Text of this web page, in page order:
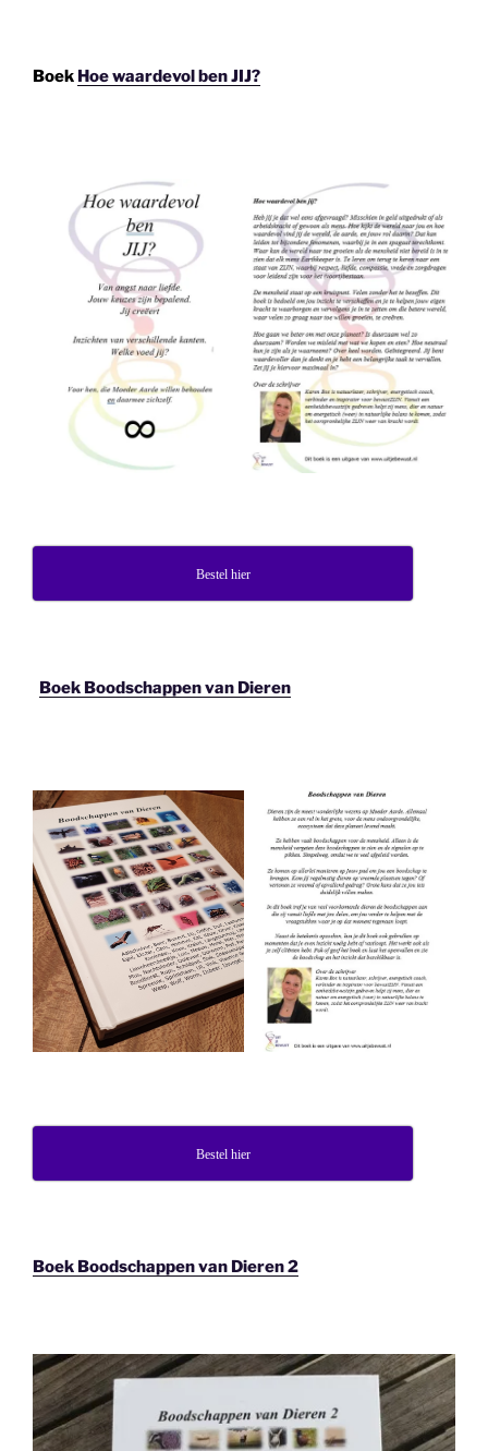
Boek Hoe waardevol ben JIJ?
Bestel hier
Boek Boodschappen van Dieren
Bestel hier
Boek Boodschappen van Dieren 2